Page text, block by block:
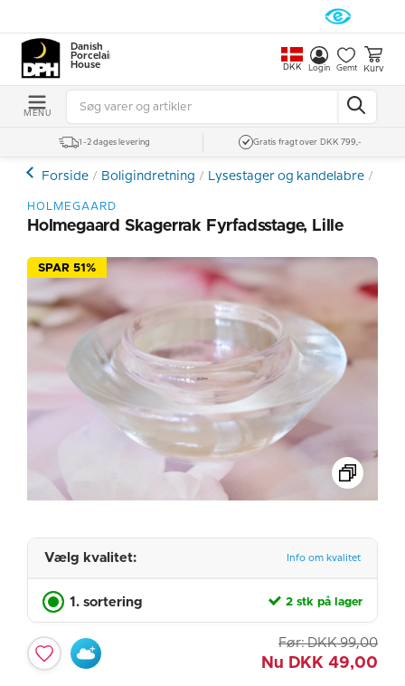
Danish
Porcelain
House
DKK Login Gemt Kurv
MENU
1-2 dages levering Gratis fragt over DKK 799,-
Forside Boligindretning Lysestager og kandelabre
HOLMEGAARD
Holmegaard Skagerrak Fyrfadsstage, Lille
SPAR 51%
Vælg kvalitet: Info om kvalitet
1. sortering 2 stk på lager
Før: DKK 99,00
Nu DKK 49,00